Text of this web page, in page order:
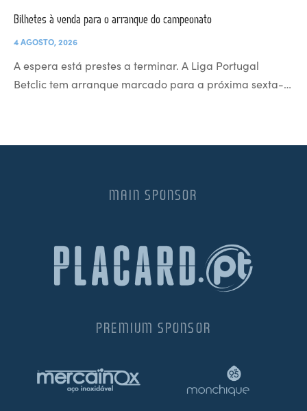
Bilhetes à venda para o arranque do campeonato
4 AGOSTO, 2026
A espera está prestes a terminar. A Liga Portugal
Betclic tem arranque marcado para a próxima sexta-…
MAIN SPONSOR
PREMIUM SPONSOR